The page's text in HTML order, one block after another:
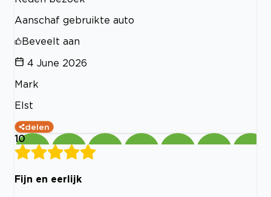
Aanschaf gebruikte auto
Beveelt aan
4 June 2026
Mark
Elst
delen
10
Fijn en eerlijk